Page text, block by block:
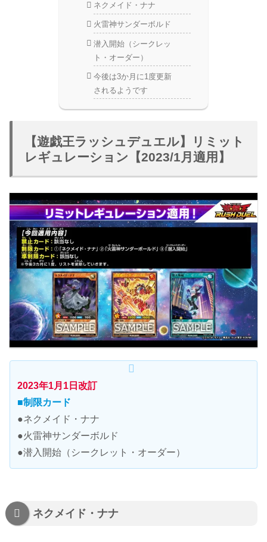
ネクメイド・ナナ
火雷神サンダーボルド
潜入開始（シークレッ
ト・オーダー）
今後は3か月に1度更新
されるようです
【遊戯王ラッシュデュエル】リミット
レギュレーション【2023/1月適用】
2023年1月1日改訂
■制限カード
●ネクメイド・ナナ
●火雷神サンダーボルド
●潜入開始（シークレット・オーダー）
ネクメイド・ナナ